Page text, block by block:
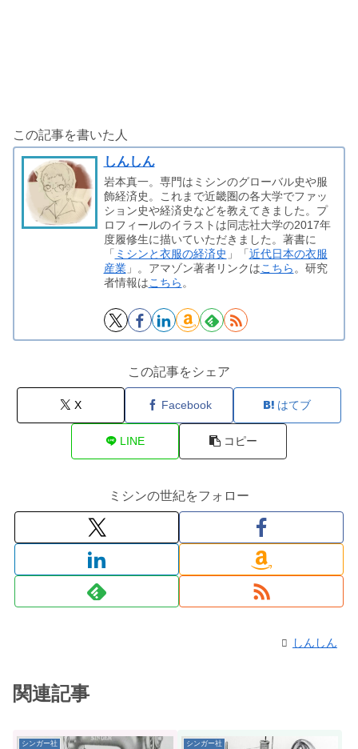
この記事を書いた人
しんしん
岩本真一。専門はミシンのグローバル史や服
飾経済史。これまで近畿圏の各大学でファッ
ション史や経済史などを教えてきました。プ
ロフィールのイラストは同志社大学の2017年
度履修生に描いていただきました。著書に
「 ミシンと衣服の経済史 」「 近代日本の衣服
産業」。アマゾン著者リンクはこちら。研究
者情報はこちら。
この記事をシェア
X Facebook はてブ
LINE コピー
ミシンの世紀をフォロー
しんしん
関連記事
シンガー社 シンガー社